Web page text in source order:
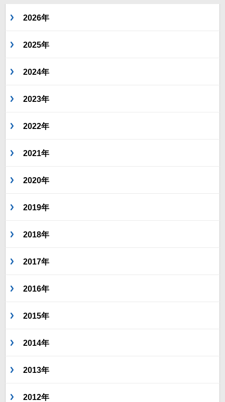
2026年
2025年
2024年
2023年
2022年
2021年
2020年
2019年
2018年
2017年
2016年
2015年
2014年
2013年
2012年